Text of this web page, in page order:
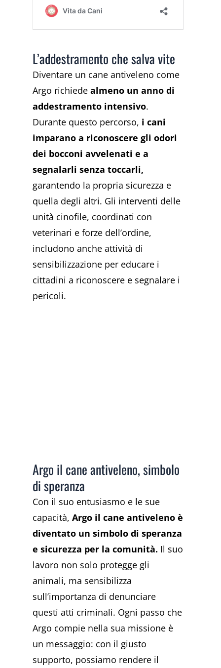
L’addestramento che salva vite
Diventare un cane antiveleno come
Argo richiedealmeno un anno di
addestramento intensivo.
Durante questo percorso, i cani
imparano a riconoscere gli odori
dei bocconi avvelenati e a
segnalarli senza toccarli,
garantendo la propria sicurezza e
quella degli altri. Gli interventi delle
unità cinofile, coordinati con
veterinari e forze dell’ordine,
includono anche attività di
sensibilizzazione per educare i
cittadini a riconoscere e segnalare i
pericoli.
Argo il cane antiveleno, simbolo
di speranza
Con il suo entusiasmo e le sue
capacità,Argo il cane antiveleno è
diventato un simbolo di speranza
e sicurezza per la comunità. Il suo
lavoro non solo protegge gli
animali, ma sensibilizza
sull’importanza di denunciare
questi atti criminali. Ogni passo che
Argo compie nella sua missione è
un messaggio: con il giusto
supporto, possiamo rendere il